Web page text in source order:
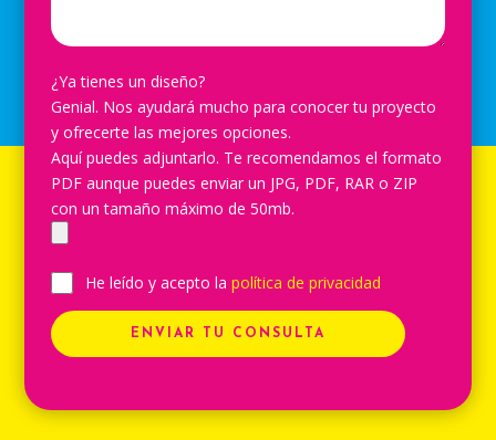
¿Ya tienes un diseño?
Genial. Nos ayudará mucho para conocer tu proyecto
y ofrecerte las mejores opciones.
Aquí puedes adjuntarlo. Te recomendamos el formato
PDF aunque puedes enviar un JPG, PDF, RAR o ZIP
con un tamaño máximo de 50mb.
He leído y acepto lapolítica de privacidad